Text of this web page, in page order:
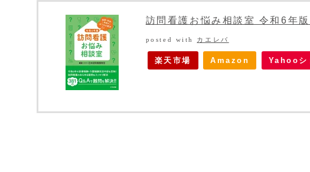
訪問看護お悩み相談室 令和6年
posted with カエレバ
楽天市場 Amazon Yahooシ